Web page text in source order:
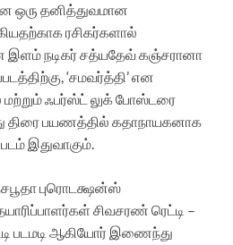
ஒரு தனித்துவமான
ரசிகர்களால்
இளம் நடிகர் சத்யதேவ் கஞ்சரானா
‘சமவர்த்தி’ என
மற்றும் ஃபர்ஸ்ட் லுக் போஸ்டரை
திரை பயணத்தில் கதாநாயகனாக
இதுவாகும்.‌
புரொடக்ஷன்ஸ்
சிவசரண் ரெட்டி –
படமடி ஆகியோர் இணைந்து